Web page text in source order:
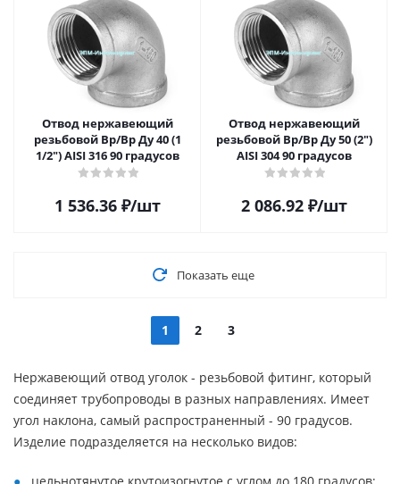
Отвод нержавеющий
резьбовой Вр/Вр Ду 40 (1
1/2") AISI 316 90 градусов
1 536.36₽/шт
Отвод нержавеющий
резьбовой Вр/Вр Ду 50 (2")
AISI 304 90 градусов
2 086.92₽/шт
Показать еще
1 2 3
Нержавеющий отвод уголок - резьбовой фитинг, который
соединяет трубопроводы в разных направлениях. Имеет
угол наклона, самый распространенный - 90 градусов.
Изделие подразделяется на несколько видов: